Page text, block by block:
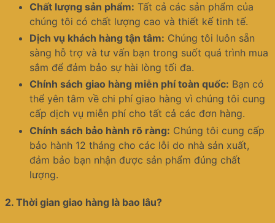
Chất lượng sản phẩm: Tất cả các sản phẩm của
chúng tôi có chất lượng cao và thiết kế tinh tế.
Dịch vụ khách hàng tận tâm: Chúng tôi luôn sẵn
sàng hỗ trợ và tư vấn bạn trong suốt quá trình mua
sắm để đảm bảo sự hài lòng tối đa.
Chính sách giao hàng miễn phí toàn quốc: Bạn có
thể yên tâm về chi phí giao hàng vì chúng tôi cung
cấp dịch vụ miễn phí cho tất cả các đơn hàng.
Chính sách bảo hành rõ ràng: Chúng tôi cung cấp
bảo hành 12 tháng cho các lỗi do nhà sản xuất,
đảm bảo bạn nhận được sản phẩm đúng chất
lượng.
2. Thời gian giao hàng là bao lâu?